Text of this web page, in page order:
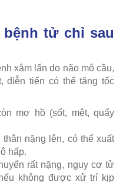
bệnh tử chỉ sau
xâm lấn do não mô cầu,
diễn tiến có thể tăng tốc
mơ hồ (sốt, mệt, quấy
nặng lên, có thể xuất
hấp.
rất nặng, nguy cơ tử
không được xử trí kịp